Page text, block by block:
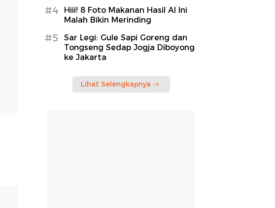
#4
Hiii! 8 Foto Makanan Hasil AI Ini
Malah Bikin Merinding
#5
Sar Legi: Gule Sapi Goreng dan
Tongseng Sedap Jogja Diboyong
ke Jakarta
Lihat Selengkapnya